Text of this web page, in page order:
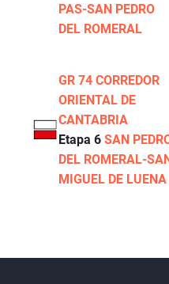
PAS-SAN PEDRO
DEL ROMERAL
GR 74 CORREDOR
ORIENTAL DE
CANTABRIA
Etapa 6 SAN
DEL ROMERAL-
MIGUEL DE LUENA